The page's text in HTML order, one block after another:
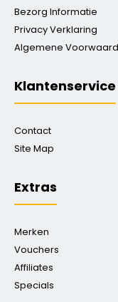
Bezorg Informatie
Privacy Verklaring
Algemene
Klantenservice
Contact
Site Map
Extras
Merken
Vouchers
Affiliates
Specials